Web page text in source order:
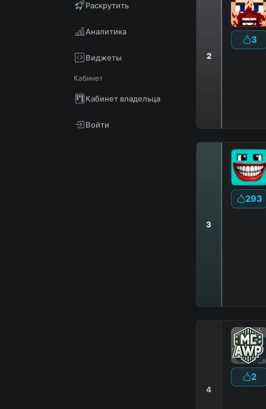
Раскрутить
Аналитика
Виджеты
Кабинет
Кабинет владельца
Войти
2
3
3
293
4
2